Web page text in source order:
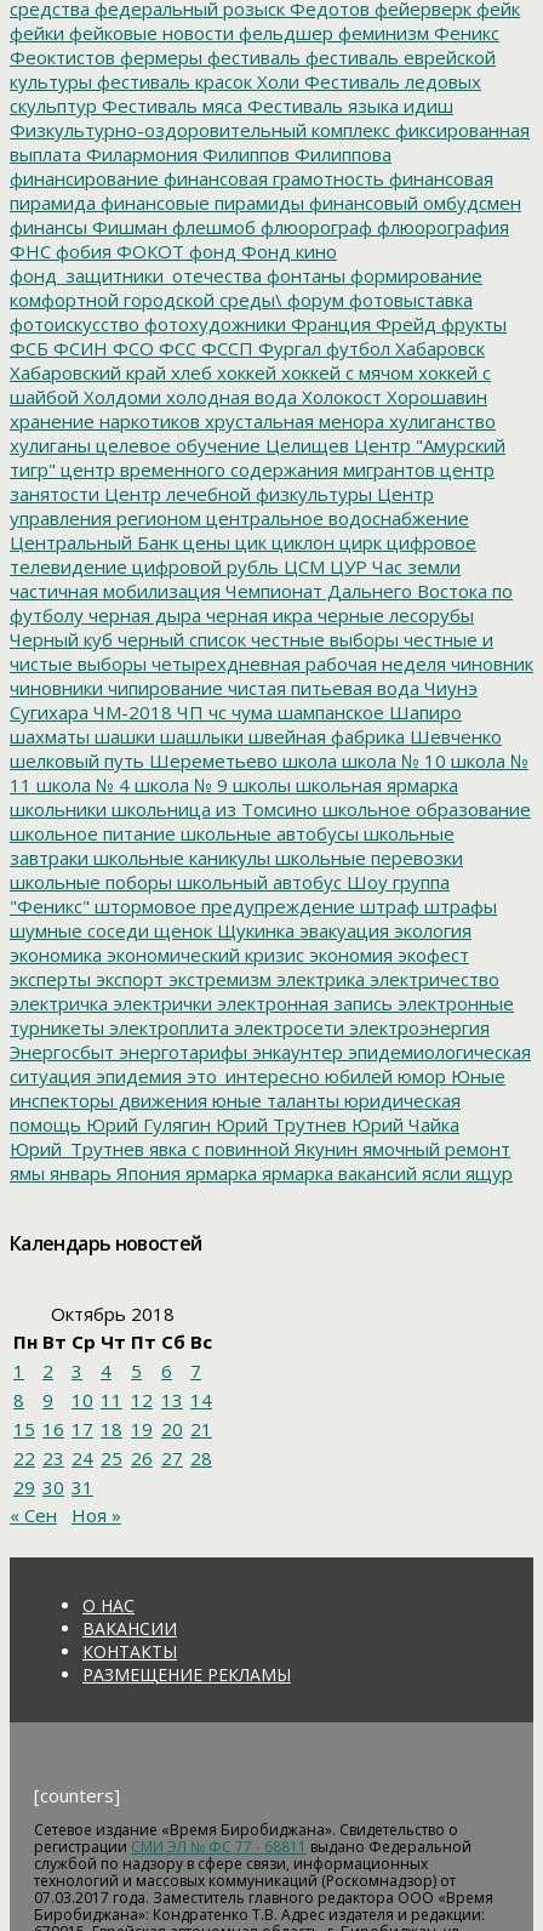
средства федеральный розыск Федотов фейерверк фейк
фейки фейковые новости фельдшер феминизм Феникс
Феоктистов фермеры фестиваль фестиваль еврейской
культуры фестиваль красок Холи Фестиваль ледовых
скульптур Фестиваль мяса Фестиваль языка идиш
Физкультурно-оздоровительный комплекс фиксированная
выплата Филармония Филиппов Филиппова
финансирование финансовая грамотность финансовая
пирамида финансовые пирамиды финансовый омбудсмен
финансы Фишман флешмоб флюорограф флюорография
ФНС фобия ФОКОТ фонд Фонд кино
фонд_защитники_отечества фонтаны формирование
комфортной городской среды\ форум фотовыставка
фотоискусство фотохудожники Франция Фрейд фрукты
ФСБ ФСИН ФСО ФСС ФССП Фургал футбол Хабаровск
Хабаровский край хлеб хоккей хоккей с мячом хоккей с
шайбой Холдоми холодная вода Холокост Хорошавин
хранение наркотиков хрустальная менора хулиганство
хулиганы целевое обучение Целищев Центр "Амурский
тигр" центр временного содержания мигрантов центр
занятости Центр лечебной физкультуры Центр
управления регионом центральное водоснабжение
Центральный Банк цены цик циклон цирк цифровое
телевидение цифровой рубль ЦСМ ЦУР Час земли
частичная мобилизация Чемпионат Дальнего Востока по
футболу черная дыра черная икра черные лесорубы
Черный куб черный список честные выборы честные и
чистые выборы четырехдневная рабочая неделя чиновник
чиновники чипирование чистая питьевая вода Чиунэ
Сугихара ЧМ-2018 ЧП чс чума шампанское Шапиро
шахматы шашки шашлыки швейная фабрика Шевченко
шелковый путь Шереметьево школа школа № 10 школа №
11 школа № 4 школа № 9 школы школьная ярмарка
школьники школьница из Томсино школьное образование
школьное питание школьные автобусы школьные
завтраки школьные каникулы школьные перевозки
школьные поборы школьный автобус Шоу группа
"Феникс" штормовое предупреждение штраф штрафы
шумные соседи щенок Щукинка эвакуация экология
экономика экономический кризис экономия экофест
эксперты экспорт экстремизм электрика электричество
электричка электрички электронная запись электронные
турникеты электроплита электросети электроэнергия
Энергосбыт энерготарифы энкаунтер эпидемиологическая
ситуация эпидемия это_интересно юбилей юмор Юные
инспекторы движения юные таланты юридическая
помощь Юрий Гулягин Юрий Трутнев Юрий Чайка
Юрий_Трутнев явка с повинной Якунин ямочный ремонт
ямы январь Япония ярмарка ярмарка вакансий ясли ящур
Календарь новостей
Октябрь 2018
Пн Вт Ср Чт Пт Сб Вс
1
2 3 4 5 6
7
8
9 10 11 12 13 14
15 16 17 18 19 20 21
22 23 24 25 26 27 28
29 30 31
« Сен
Ноя »
О НАС
ВАКАНСИИ
КОНТАКТЫ
РАЗМЕЩЕНИЕ РЕКЛАМЫ
[counters]
Сетевое издание «Время Биробиджана». Свидетельство о
регистрации СМИ ЭЛ № ФС 77 - 68811 выдано Федеральной
службой по надзору в сфере связи, информационных
технологий и массовых коммуникаций (Роскомнадзор) от
07.03.2017 года. Заместитель главного редактора ООО «Время
Биробиджана»: Кондратенко Т.В. Адрес издателя и редакции: